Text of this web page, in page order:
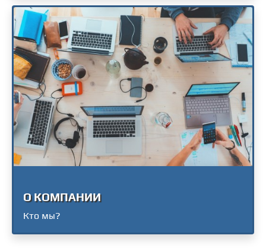
О КОМПАНИИ
Кто мы?